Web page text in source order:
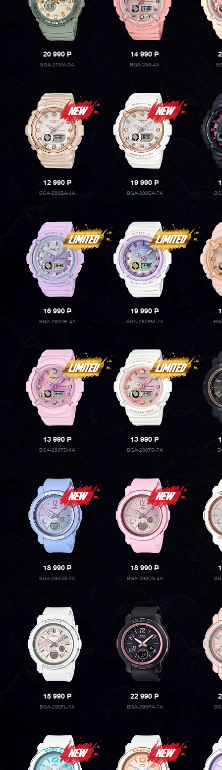
20 990P
BGA-275M-3A
14 990P
BGA-280-4A
12 990P
BGA-280BA-4A
19 990P
BGA-280BA-7A
16 990P
BGA-280DR-4A
19 990P
BGA-280PM-7A
13 990P
BGA-280TD-4A
13 990P
BGA-280TD-7A
18 990P
BGA-290DS-2A
18 990P
BGA-290DS-4A
15 990P
BGA-290FL-7A
22 990P
BGA-290RA-1A